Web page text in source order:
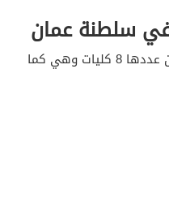
في سلطنة عمان
إن الكليات المهنية في سلطنة عمان عددها 8 كليات وهي كما